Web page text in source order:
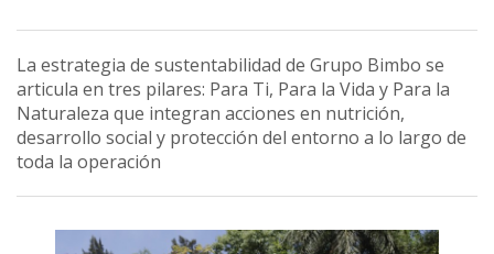
La estrategia de sustentabilidad de Grupo Bimbo se
articula en tres pilares: Para Ti, Para la Vida y Para la
Naturaleza que integran acciones en nutrición,
desarrollo social y protección del entorno a lo largo de
toda la operación